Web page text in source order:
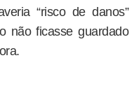
“risco de danos”
não ficasse guardado